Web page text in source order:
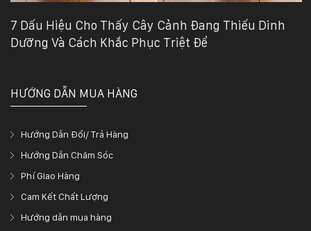
7 Dấu Hiệu Cho Thấy Cây Cảnh Đang Thiếu Dinh
Dưỡng Và Cách Khắc Phục Triệt Để
HƯỚNG DẪN MUA HÀNG
Hướng Dẫn Đổi/ Trả Hàng
Hướng Dẫn Chăm Sóc
Phí Giao Hàng
Cam Kết Chất Lượng
Hướng dẫn mua hàng